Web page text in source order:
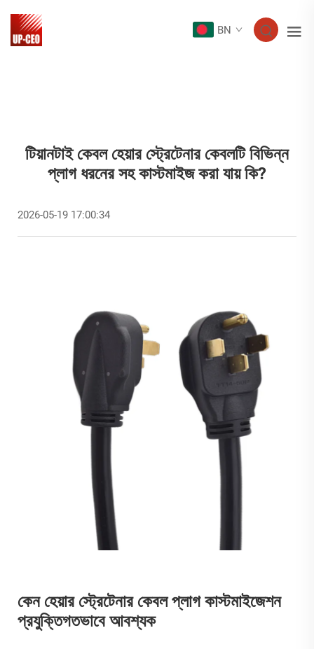
BN
টিয়ানটাই কেবল হেয়ার স্ট্রেটেনার কেবলটি বিভিন্ন
প্লাগ ধরনের সহ কাস্টমাইজ করা যায় কি?
2026-05-19 17:00:34
কেন হেয়ার স্ট্রেটেনার কেবল প্লাগ কাস্টমাইজেশন
প্রযুক্তিগতভাবে আবশ্যক